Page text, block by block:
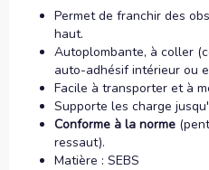
Permet de franchir des
haut.
Autoplombante, à coller
auto-adhésif intérieur ou
Facile à transporter et à
Supporte les charge
Conforme à la norme
ressaut).
Matière : SEBS